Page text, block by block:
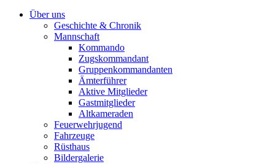
Über uns
Geschichte & Chronik
Mannschaft
Kommando
Zugskommandant
Gruppenkommandanten
Ämterführer
Aktive Mitglieder
Gastmitglieder
Altkameraden
Feuerwehrjugend
Fahrzeuge
Rüsthaus
Bildergalerie